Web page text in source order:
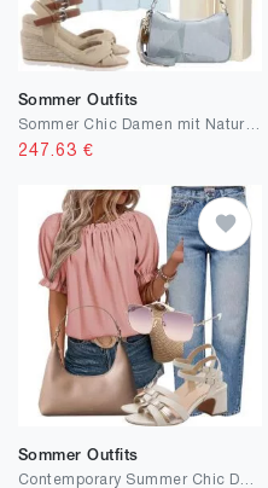
Sommer Outfits
Sommer Chic Damen mit Naturmaterialien
247.63 €
Sommer Outfits